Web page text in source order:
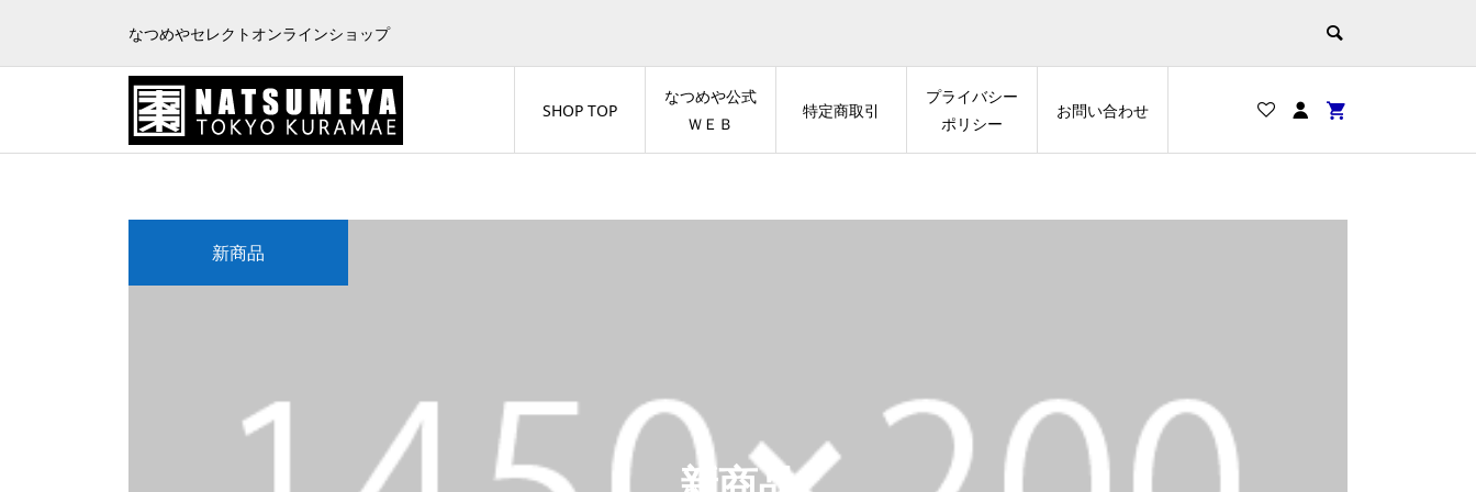
なつめやセレクトオンラインショップ
SHOP TOP
なつめや公式
ＷＥＢ
特定商取引
プライバシー
ポリシー
お問い合わせ
新商品